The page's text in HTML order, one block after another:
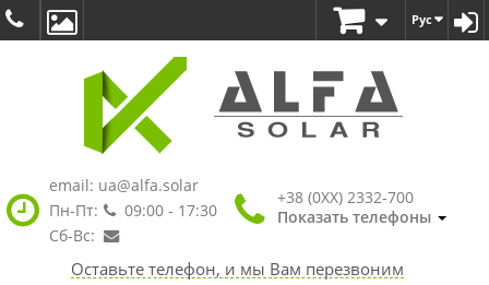
Рус
email: ua@alfa.solar
Пн-Пт:
09:00 - 17:30
Сб-Вс:
+38 (0XX) 2332-700
Показать телефоны
Оставьте телефон, и мы Вам перезвоним